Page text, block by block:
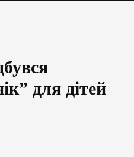
для дітей